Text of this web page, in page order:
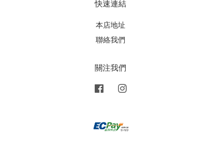
快速連結
本店地址
聯絡我們
關注我們
Facebook